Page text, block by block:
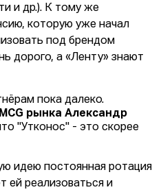
и др.). К тому же
которую уже начал
под брендом
дорого, а «Ленту» знают
пока далеко.
рынка Александр
"Утконос" - это скорее
идею постоянная ротация
ей реализоваться и